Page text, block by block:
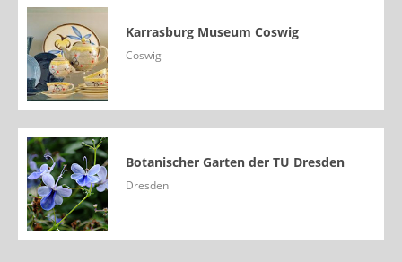
Karrasburg Museum Coswig
Coswig
Botanischer Garten der TU Dresden
Dresden